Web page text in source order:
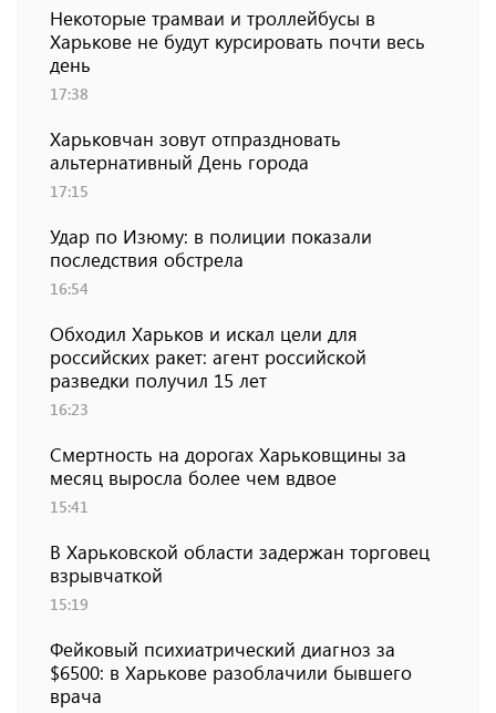
Некоторые трамваи и троллейбусы в
Харькове не будут курсировать почти весь
день
17:38
Харьковчан зовут отпраздновать
альтернативный День города
17:15
Удар по Изюму: в полиции показали
последствия обстрела
16:54
Обходил Харьков и искал цели для
российских ракет: агент российской
разведки получил 15 лет
16:23
Смертность на дорогах Харьковщины за
месяц выросла более чем вдвое
15:41
В Харьковской области задержан торговец
взрывчаткой
15:19
Фейковый психиатрический диагноз за
$6500: в Харькове разоблачили бывшего
врача